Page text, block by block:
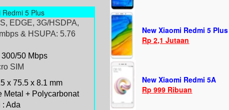
Redmi 5 Plus
EDGE, 3G/HSDPA,
& HSUPA: 5.76
50 Mbps
SIM
x 75.5 x 8.1 mm
Metal + Polycarbonat
: Ada
New Xiaomi Redmi 5 Plus
Rp 2,1 Jutaan
New Xiaomi Redmi 5A
Rp 999 Ribuan